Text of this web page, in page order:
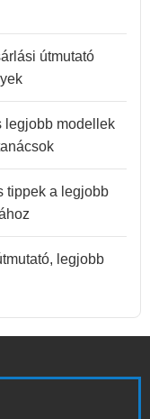
útmutató
legjobb modellek
tippek a legjobb
legjobb